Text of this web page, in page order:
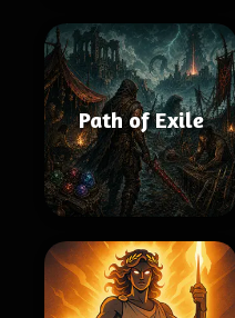
Path of Exile